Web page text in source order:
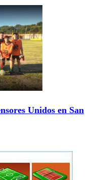
Unidos en San